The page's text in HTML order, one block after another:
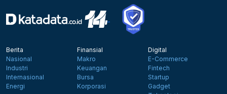
Berita
Nasional
Industri
Internasional
Energi
Finansial
Makro
Keuangan
Bursa
Korporasi
Digital
E-Commerce
Fintech
Startup
Gadget